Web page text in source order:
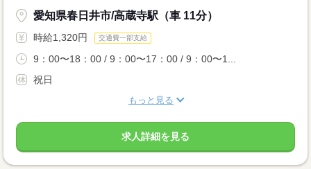
愛知県春日井市/高蔵寺駅（車 11分）
時給1,320円 交通費一部支給
9：00〜18：00 / 9：00〜17：00 / 9：00〜1...
祝日
もっと見る
求人詳細を見る